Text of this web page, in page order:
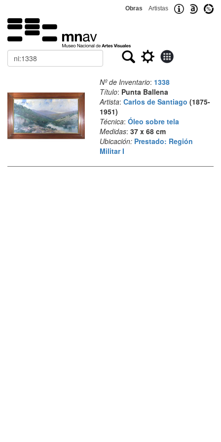
Obras Artistas
Buscar
Nº de Inventario: 1338
Título: Punta Ballena
Artista: Carlos de Santiago (1875-
1951)
Técnica: Óleo sobre tela
Medidas: 37 x 68 cm
Ubicación: Prestado: Región
Militar I